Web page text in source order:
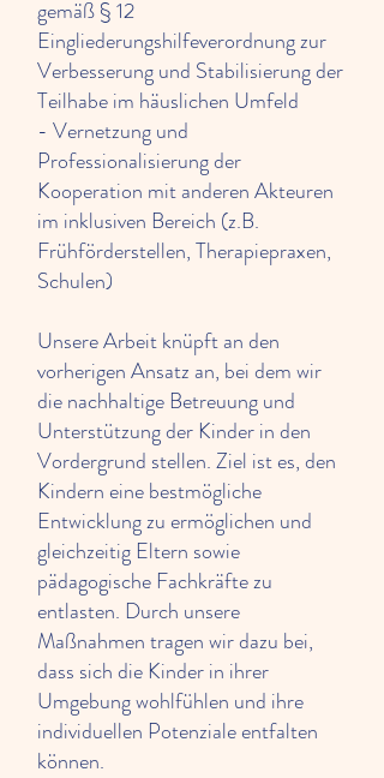
gemäß § 12
Eingliederungshilfeverordnung zur
Verbesserung und Stabilisierung der
Teilhabe im häuslichen Umfeld
- Vernetzung und
Professionalisierung der
Kooperation mit anderen Akteuren
im inklusiven Bereich (z.B.
Frühförderstellen, Therapiepraxen,
Schulen)
Unsere Arbeit knüpft an den
vorherigen Ansatz an, bei dem wir
die nachhaltige Betreuung und
Unterstützung der Kinder in den
Vordergrund stellen. Ziel ist es, den
Kindern eine bestmögliche
Entwicklung zu ermöglichen und
gleichzeitig Eltern sowie
pädagogische Fachkräfte zu
entlasten. Durch unsere
Maßnahmen tragen wir dazu bei,
dass sich die Kinder in ihrer
Umgebung wohlfühlen und ihre
individuellen Potenziale entfalten
können.